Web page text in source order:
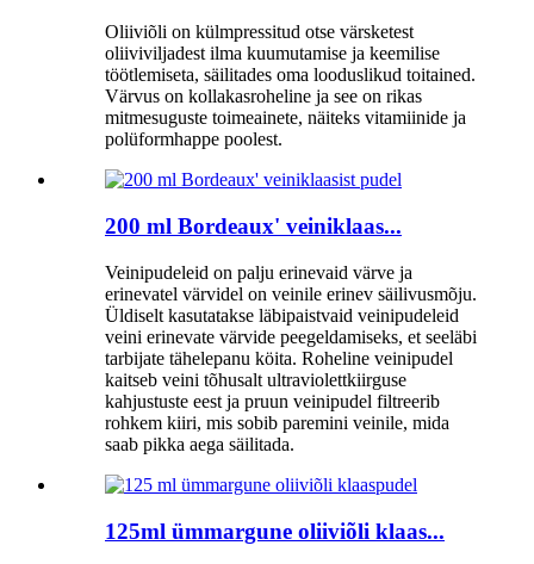
Oliiviõli on külmpressitud otse värsketest
oliiviviljadest ilma kuumutamise ja keemilise
töötlemiseta, säilitades oma looduslikud toitained.
Värvus on kollakasroheline ja see on rikas
mitmesuguste toimeainete, näiteks vitamiinide ja
polüformhappe poolest.
200 ml Bordeaux' veiniklaas...
Veinipudeleid on palju erinevaid värve ja
erinevatel värvidel on veinile erinev säilivusmõju.
Üldiselt kasutatakse läbipaistvaid veinipudeleid
veini erinevate värvide peegeldamiseks, et seeläbi
tarbijate tähelepanu köita. Roheline veinipudel
kaitseb veini tõhusalt ultraviolettkiirguse
kahjustuste eest ja pruun veinipudel filtreerib
rohkem kiiri, mis sobib paremini veinile, mida
saab pikka aega säilitada.
125ml ümmargune oliiviõli klaas...